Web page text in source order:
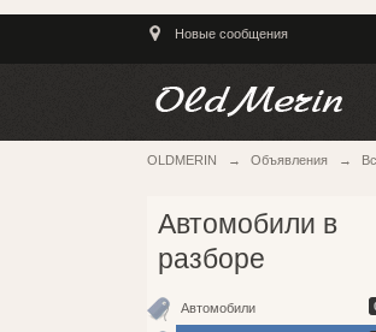
Новые сообщения
OLDMERIN → Объявления →
Автомобили в
разборе
Автомобили